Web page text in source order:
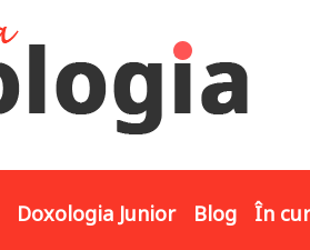
Doxologia Junior Blog În